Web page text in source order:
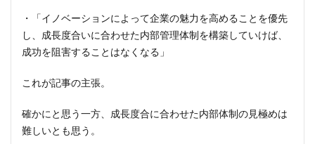
・「イノベーションによって企業の魅力を高めることを優先
し、成長度合いに合わせた内部管理体制を構築していけば、
成功を阻害することはなくなる」
これが記事の主張。
確かにと思う一方、成長度合に合わせた内部体制の見極めは
難しいとも思う。